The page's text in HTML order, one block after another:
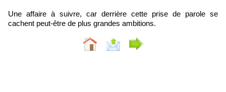
Une affaire à suivre, car derrière cette prise de parole se
cachent peut-être de plus grandes ambitions.